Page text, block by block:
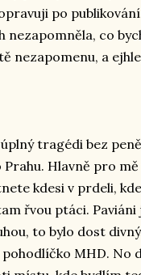
po
nezapomněla, co
nezapomenu, a
tragédi bez
Hlavně pro mě
kdesi v prdeli,
řvou ptáci.
to bylo dost
MHD. No